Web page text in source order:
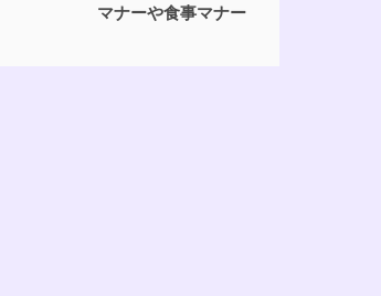
マナーや食事マナー